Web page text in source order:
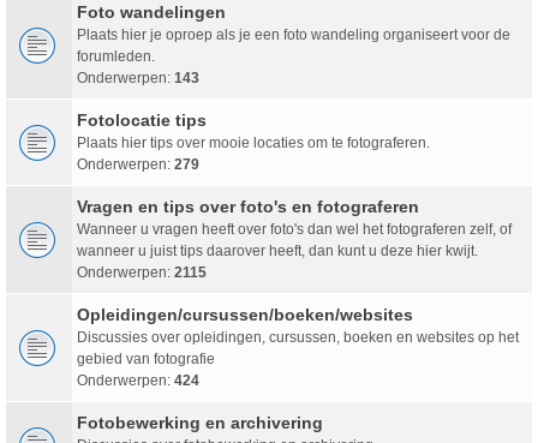
Foto wandelingen
Plaats hier je oproep als je een foto wandeling organiseert voor de
forumleden.
Onderwerpen: 143
Fotolocatie tips
Plaats hier tips over mooie locaties om te fotograferen.
Onderwerpen: 279
Vragen en tips over foto's en fotograferen
Wanneer u vragen heeft over foto's dan wel het fotograferen zelf, of
wanneer u juist tips daarover heeft, dan kunt u deze hier kwijt.
Onderwerpen: 2115
Opleidingen/cursussen/boeken/websites
Discussies over opleidingen, cursussen, boeken en websites op het
gebied van fotografie
Onderwerpen: 424
Fotobewerking en archivering